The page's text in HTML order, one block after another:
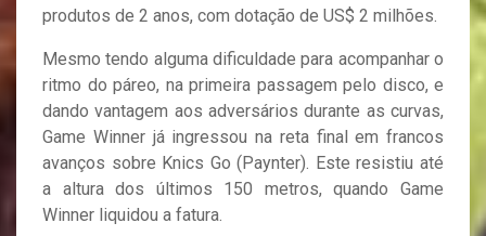
produtos de 2 anos, com dotação de US$ 2 milhões.
Mesmo tendo alguma dificuldade para acompanhar o
ritmo do páreo, na primeira passagem pelo disco, e
dando vantagem aos adversários durante as curvas,
Game Winner já ingressou na reta final em francos
avanços sobre Knics Go (Paynter). Este resistiu até
a altura dos últimos 150 metros, quando Game
Winner liquidou a fatura.